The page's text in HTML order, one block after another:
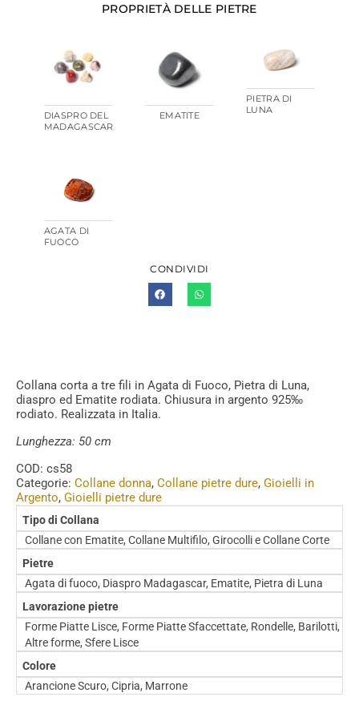
PROPRIETÀ DELLE PIETRE
DIASPRO DEL
MADAGASCAR
EMATITE
PIETRA DI
LUNA
AGATA DI
FUOCO
CONDIVIDI
Collana corta a tre fili in Agata di Fuoco, Pietra di Luna,
diaspro ed Ematite rodiata. Chiusura in argento 925‰
rodiato. Realizzata in Italia.
Lunghezza: 50 cm
COD: cs58
Categorie: Collane donna, Collane pietre dure, Gioielli in
Argento, Gioielli pietre dure
Tipo di Collana
Collane con Ematite, Collane Multifilo, Girocolli e Collane Corte
Pietre
Agata di fuoco, Diaspro Madagascar, Ematite, Pietra di Luna
Lavorazione pietre
Forme Piatte Lisce, Forme Piatte Sfaccettate, Rondelle, Barilotti,
Altre forme, Sfere Lisce
Colore
Arancione Scuro, Cipria, Marrone